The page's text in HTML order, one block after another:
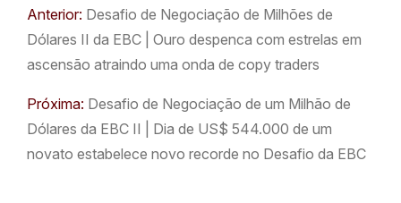
Anterior: Desafio de Negociação de Milhões de
Dólares II da EBC | Ouro despenca com estrelas em
ascensão atraindo uma onda de copy traders
Próxima: Desafio de Negociação de um Milhão de
Dólares da EBC II | Dia de US$ 544.000 de um
novato estabelece novo recorde no Desafio da EBC